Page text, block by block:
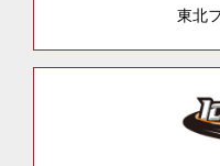
東北